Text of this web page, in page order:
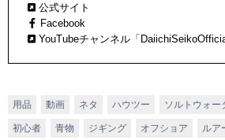
持ち運べる「オートキングギャフ」などな
生み出している。
公式サイト
Facebook
YouTubeチャンネル「
用品 動画 ネタ ハウツー ソルトウォー
初心者 青物 ジギング オフショア ルア